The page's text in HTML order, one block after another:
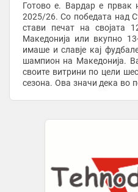
Готово е. Вардар е првак
2025/26. Со победата над
стави печат на својата
Македонија или вкупно
имаше и славје кај
шампион на Македонија.
своите витрини по цели
сезона. Ова значи дека во